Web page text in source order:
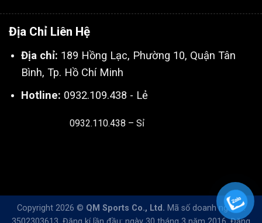
Địa Chỉ Liên Hệ
Địa chỉ: 189 Hồng Lạc, Phường 10, Quận Tân
Bình, Tp. Hồ Chí Minh
Hotline: 0932.109.438 - Lẻ
0932.110.438 – Sỉ
Copyright 2026 © QM Sports Co., Ltd. Mã số doanh nghiệp: